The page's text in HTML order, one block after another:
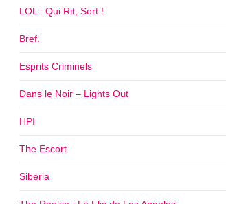
LOL : Qui Rit, Sort !
Bref.
Esprits Criminels
Dans le Noir – Lights Out
HPI
The Escort
Siberia